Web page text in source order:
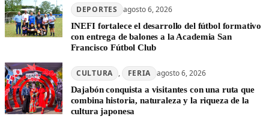
DEPORTES agosto 6, 2026
INEFI fortalece el desarrollo del fútbol formativo
con entrega de balones a la Academia San
Francisco Fútbol Club
CULTURA , FERIA agosto 6, 2026
Dajabón conquista a visitantes con una ruta que
combina historia, naturaleza y la riqueza de la
cultura japonesa